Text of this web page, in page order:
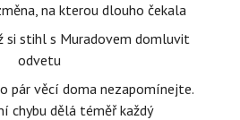
na kterou dlouho čekala
si stihl s Muradovem domluvit
odvetu
pár věcí doma nezapomínejte.
chybu dělá téměř každý